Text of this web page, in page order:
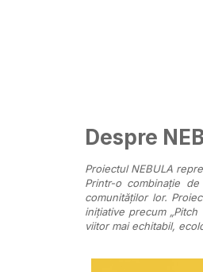
Despre
Proiectul NEBULA
Printr-o combinație
comunităților lor.
inițiative precum
viitor mai echitabil,